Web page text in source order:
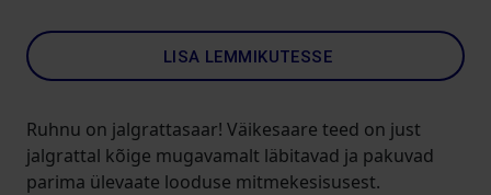
LISA LEMMIKUTESSE
Ruhnu on jalgrattasaar! Väikesaare teed on just
jalgrattal kõige mugavamalt läbitavad ja pakuvad
parima ülevaate looduse mitmekesisusest.